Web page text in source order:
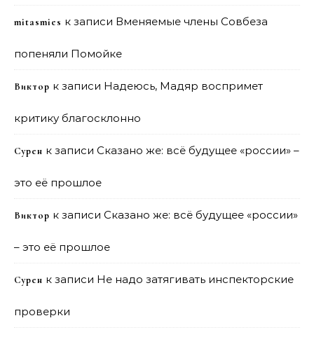
mitasmies к записи Вменяемые члены Совбеза
попеняли Помойке
Виктор к записи Надеюсь, Мадяр воспримет
критику благосклонно
Сурен к записи Сказано же: всё будущее «россии» –
это её прошлое
Виктор к записи Сказано же: всё будущее «россии»
– это её прошлое
Сурен к записи Не надо затягивать инспекторские
проверки